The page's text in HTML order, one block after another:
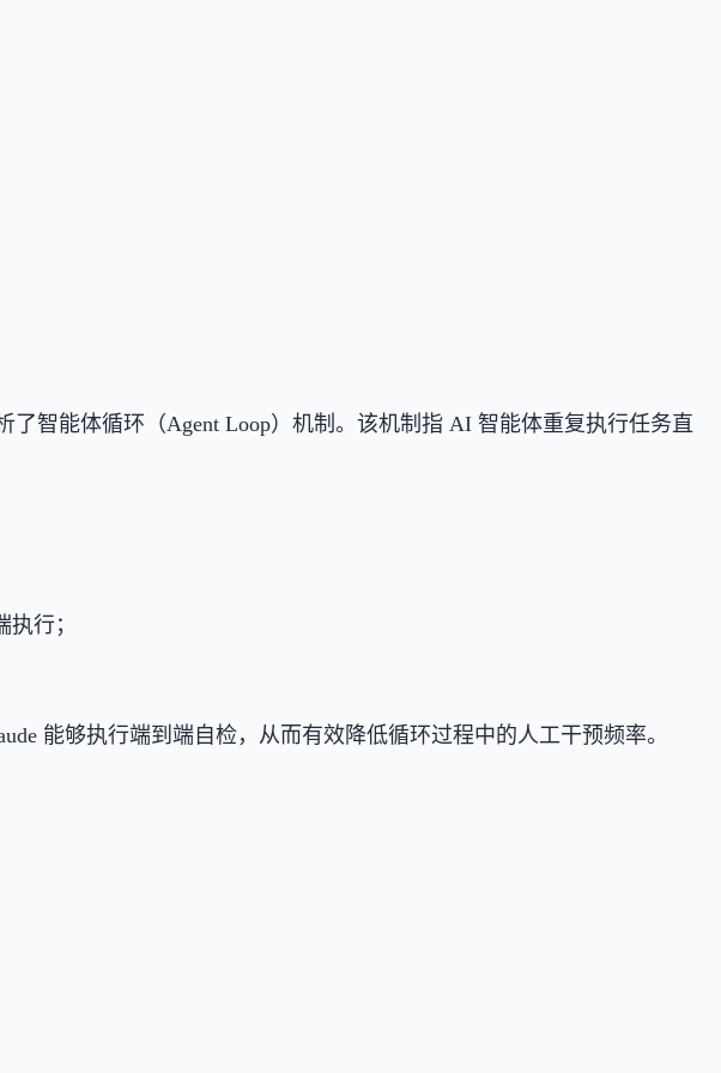
了智能体循环（Agent Loop）机制。该机制指 AI 智能体重复执行任务直
行；
能够执行端到端自检，从而有效降低循环过程中的人工干预频率。